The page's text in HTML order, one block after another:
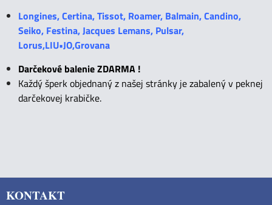
Longines, Certina, Tissot, Roamer, Balmain, Candino,
Seiko, Festina, Jacques Lemans, Pulsar,
Lorus,LIU•JO,Grovana
Darčekové balenie ZDARMA !
Každý šperk objednaný z našej stránky je zabalený v peknej
darčekovej krabičke.
KONTAKT